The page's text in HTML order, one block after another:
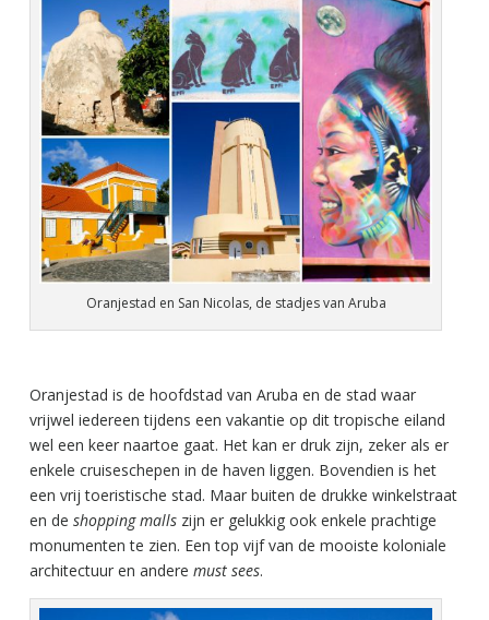
Oranjestad en San Nicolas, de stadjes van Aruba
Oranjestad is de hoofdstad van Aruba en de stad waar
vrijwel iedereen tijdens een vakantie op dit tropische eiland
wel een keer naartoe gaat. Het kan er druk zijn, zeker als er
enkele cruiseschepen in de haven liggen. Bovendien is het
een vrij toeristische stad. Maar buiten de drukke winkelstraat
en de shopping mallszijn er gelukkig ook enkele prachtige
monumenten te zien. Een top vijf van de mooiste koloniale
architectuur en andere must sees.